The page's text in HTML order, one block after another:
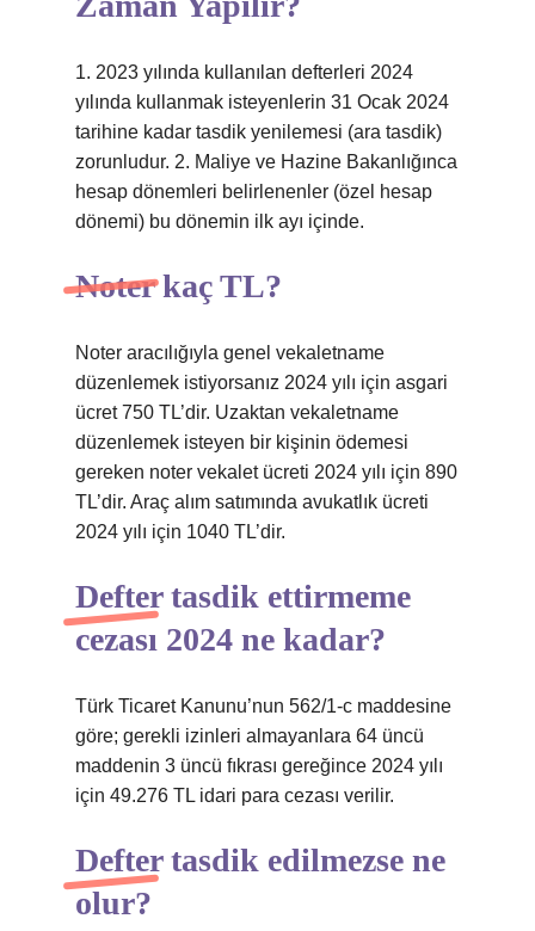
1. 2023 yılında kullanılan defterleri 2024
yılında kullanmak isteyenlerin 31 Ocak 2024
tarihine kadar tasdik yenilemesi (ara tasdik)
zorunludur. 2. Maliye ve Hazine Bakanlığınca
hesap dönemleri belirlenenler (özel hesap
dönemi) bu dönemin ilk ayı içinde.
Noter kaç TL?
Noter aracılığıyla genel vekaletname
düzenlemek istiyorsanız 2024 yılı için asgari
ücret 750 TL’dir. Uzaktan vekaletname
düzenlemek isteyen bir kişinin ödemesi
gereken noter vekalet ücreti 2024 yılı için 890
TL’dir. Araç alım satımında avukatlık ücreti
2024 yılı için 1040 TL’dir.
Defter tasdik ettirmeme
cezası 2024 ne kadar?
Türk Ticaret Kanunu’nun 562/1-c maddesine
göre; gerekli izinleri almayanlara 64 üncü
maddenin 3 üncü fıkrası gereğince 2024 yılı
için 49.276 TL idari para cezası verilir.
Defter tasdik edilmezse ne
olur?